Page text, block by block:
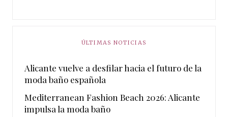
ÚLTIMAS NOTICIAS
Alicante vuelve a desfilar hacia el futuro de la
moda baño española
Mediterranean Fashion Beach 2026: Alicante
impulsa la moda baño